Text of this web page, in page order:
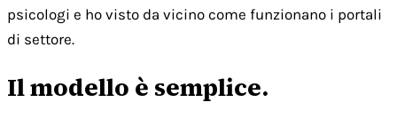
psicologi e ho visto da vicino come funzionano i portali
di settore.
Il modello è semplice.